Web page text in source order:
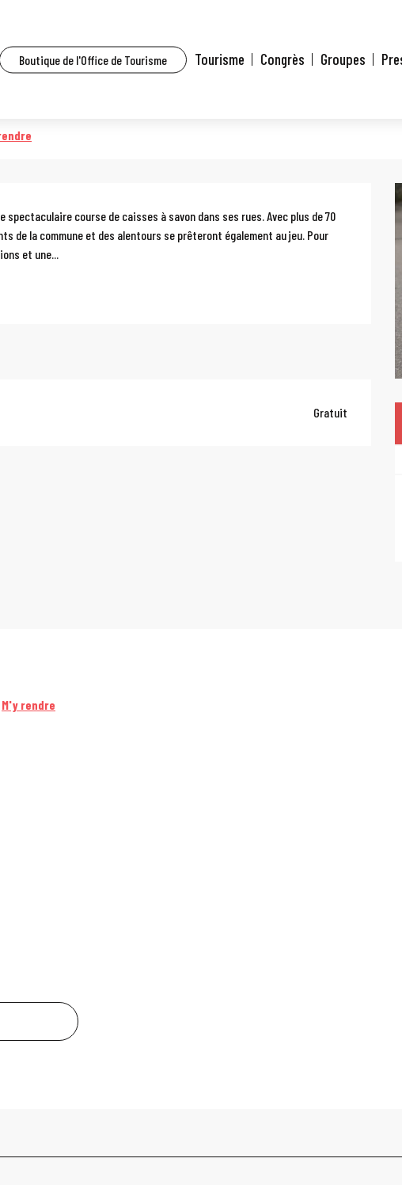
Boutique de l'Office de Tourisme Tourisme Congrès Groupes
course de caisses à savon dans ses rues. Avec plus de 70
de la commune et des alentours se prêteront également au jeu. Pour
et une...
Gratuit
M'y rendre